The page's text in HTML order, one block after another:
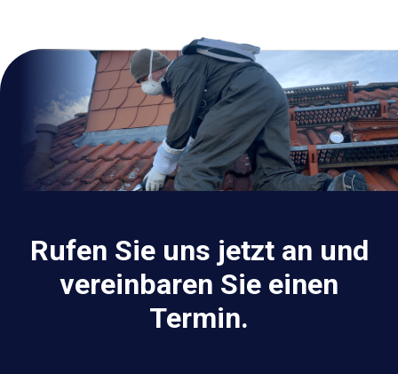
Rufen Sie uns jetzt an und
vereinbaren Sie einen
Termin.